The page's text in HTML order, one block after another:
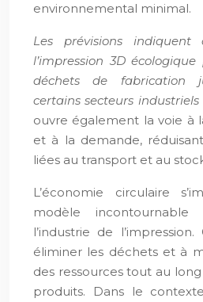
environnemental minimal.
Les prévisions indiquent
l’impression 3D
déchets de fabrication
certains secteurs industriels
ouvre également la voie à
et à la demande,
liées au transport et au
L’économie circulaire
modèle
l’industrie de
éliminer les déchets et à
des ressources tout au
produits. Dans le